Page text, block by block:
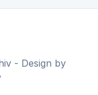
- Design by